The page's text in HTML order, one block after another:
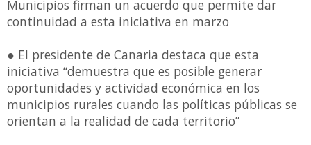
Municipios firman un acuerdo que permite dar
continuidad a esta iniciativa en marzo
● El presidente de Canaria destaca que esta
iniciativa “demuestra que es posible generar
oportunidades y actividad económica en los
municipios rurales cuando las políticas públicas se
orientan a la realidad de cada territorio”